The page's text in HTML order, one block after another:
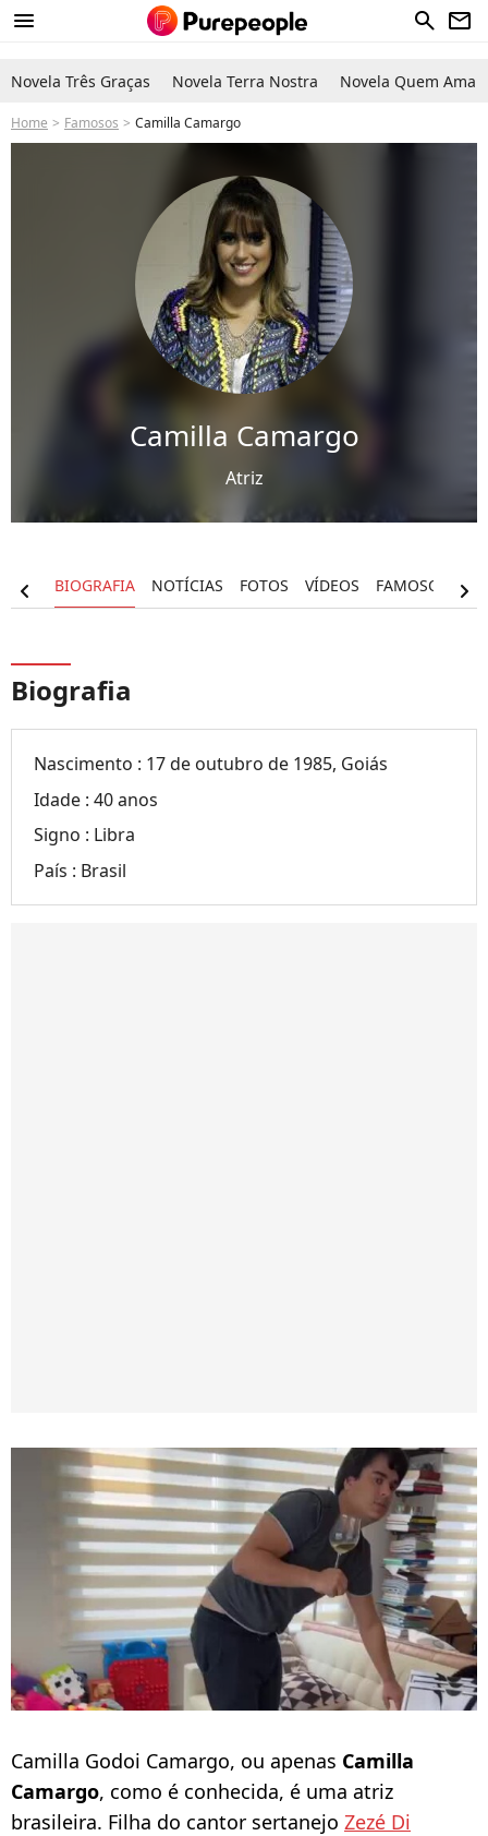
menu search newsletter
Novela Três Graças Novela Terra Nostra Novela Quem Ama
Home Famosos Camilla Camargo
Camilla Camargo
Atriz
BIOGRAFIA NOTÍCIAS FOTOS VÍDEOS FAMOSOS
chevron_left chevron_right
Biografia
Nascimento : 17 de outubro de 1985, Goiás
Idade :40 anos
Signo : Libra
País : Brasil
Camilla Godoi Camargo, ou apenas Camilla
Camargo, como é conhecida, é uma atriz
brasileira. Filha do cantor sertanejo Zezé Di